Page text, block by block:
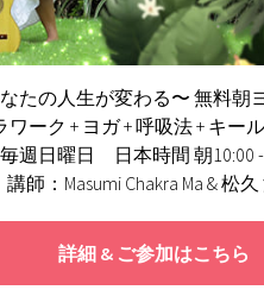
たの人生が変わる〜 無料朝
ーク + ヨガ + 呼吸法 + キー
毎週日曜日 日本時間 朝10:00 -
講師：Masumi Chakra Ma & 松
詳細 & ご参加はこちら